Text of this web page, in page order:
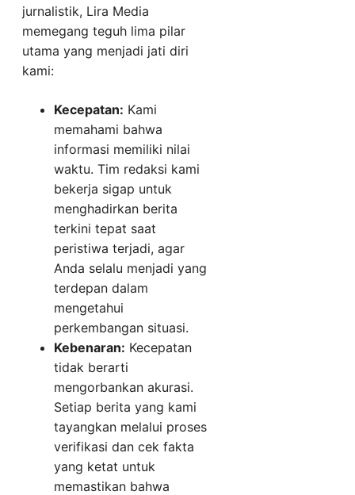
jurnalistik, Lira Media
memegang teguh lima pilar
utama yang menjadi jati diri
kami:
Kecepatan: Kami
memahami bahwa
informasi memiliki nilai
waktu. Tim redaksi kami
bekerja sigap untuk
menghadirkan berita
terkini tepat saat
peristiwa terjadi, agar
Anda selalu menjadi yang
terdepan dalam
mengetahui
perkembangan situasi.
Kebenaran: Kecepatan
tidak berarti
mengorbankan akurasi.
Setiap berita yang kami
tayangkan melalui proses
verifikasi dan cek fakta
yang ketat untuk
memastikan bahwa